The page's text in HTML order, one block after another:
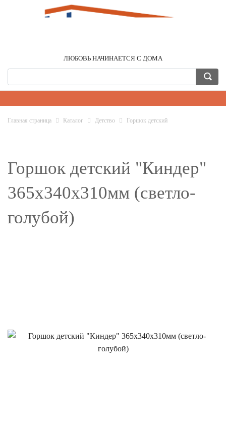
ЛЮБОВЬ НАЧИНАЕТСЯ С ДОМА
Главная страница Каталог Детство Горшок детский
Горшок детский "Киндер"
365х340х310мм (светло-
голубой)